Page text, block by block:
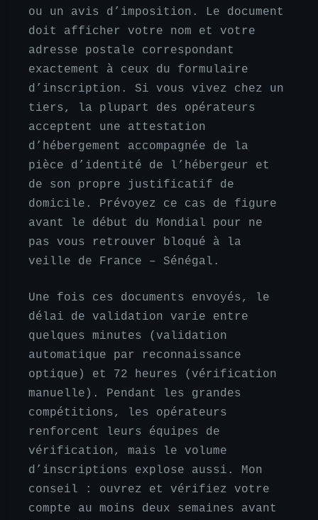
ou un avis d’imposition. Le document
doit afficher votre nom et votre
adresse postale correspondant
exactement à ceux du formulaire
d’inscription. Si vous vivez chez un
tiers, la plupart des opérateurs
acceptent une attestation
d’hébergement accompagnée de la
pièce d’identité de l’hébergeur et
de son propre justificatif de
domicile. Prévoyez ce cas de figure
avant le début du Mondial pour ne
pas vous retrouver bloqué à la
veille de France – Sénégal.
Une fois ces documents envoyés, le
délai de validation varie entre
quelques minutes (validation
automatique par reconnaissance
optique) et 72 heures (vérification
manuelle). Pendant les grandes
compétitions, les opérateurs
renforcent leurs équipes de
vérification, mais le volume
d’inscriptions explose aussi. Mon
conseil : ouvrez et vérifiez votre
compte au moins deux semaines avant